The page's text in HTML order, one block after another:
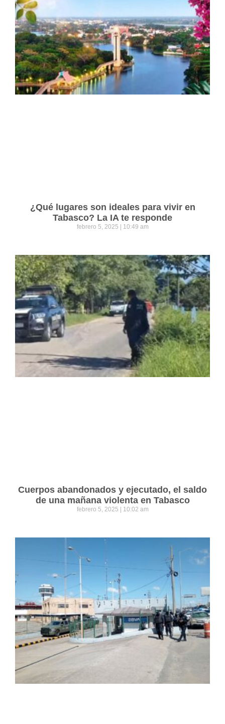
¿Qué lugares son ideales para vivir en
Tabasco? La IA te responde
febrero 5, 2025 10:49 am
Cuerpos abandonados y ejecutado, el saldo
de una mañana violenta en Tabasco
febrero 5, 2025 10:02 am